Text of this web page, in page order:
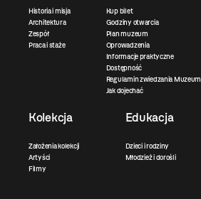
Historia i misja
Architektura
Zespół
Praca i staże
Kup bilet
Godziny otwarcia
Plan muzeum
Oprowadzenia
Informacje praktyczne
Dostępność
Regulamin zwiedzania Muzeum
Jak dojechać
Kolekcja
Założenia kolekcji
Artyści
Filmy
Edukacja
Dzieci i rodziny
Młodzież i dorośli